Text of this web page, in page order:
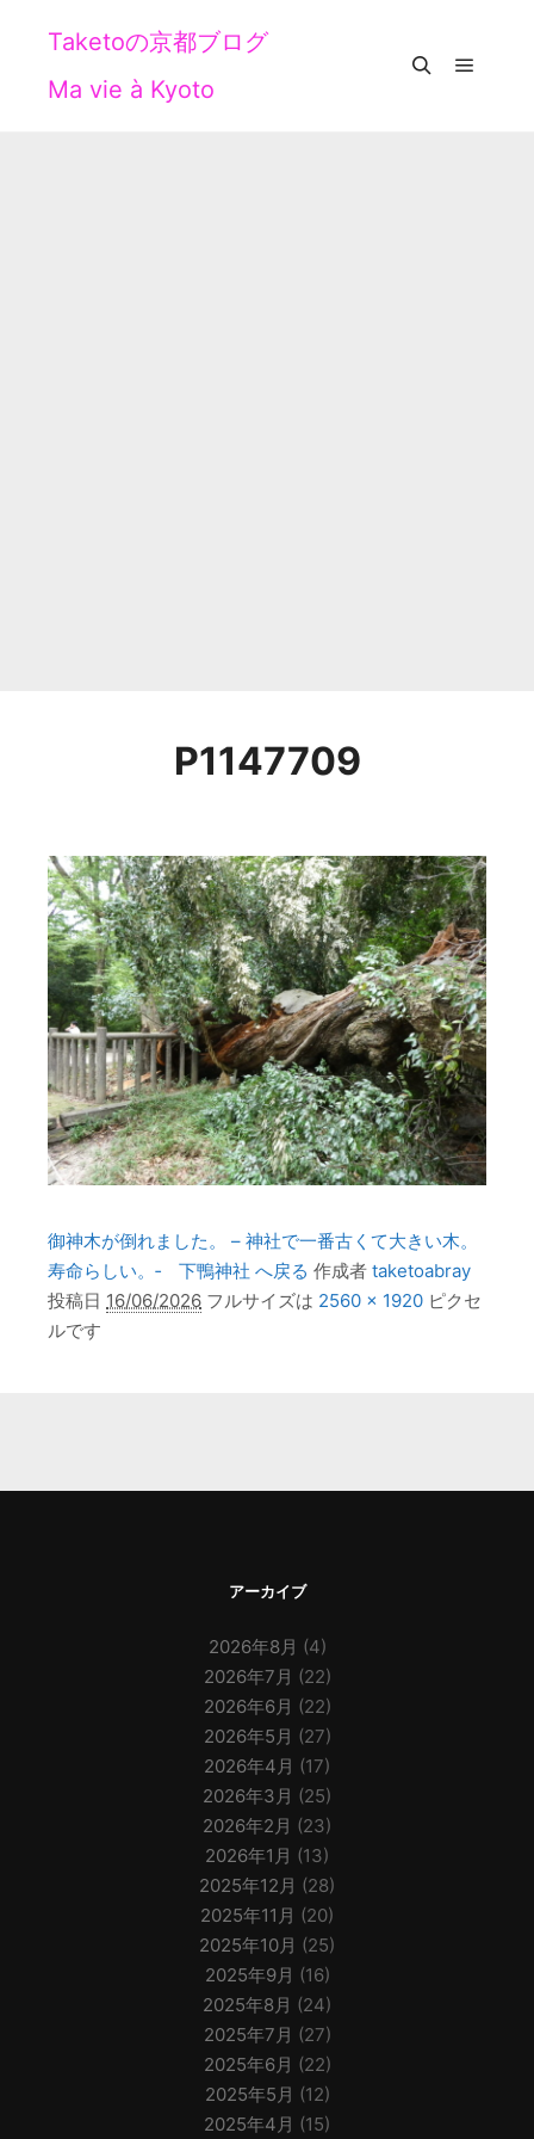
Taketoの京都ブログ
Ma vie à Kyoto
P1147709
御神木が倒れました。 – 神社で一番古くて大きい木。
寿命らしい。‐ 下鴨神社 へ戻る 作成者 taketoabray
投稿日 16/06/2026 フルサイズは 2560 × 1920 ピクセ
ルです
アーカイブ
2026年8月 (4)
2026年7月 (22)
2026年6月 (22)
2026年5月 (27)
2026年4月 (17)
2026年3月 (25)
2026年2月 (23)
2026年1月 (13)
2025年12月 (28)
2025年11月 (20)
2025年10月 (25)
2025年9月 (16)
2025年8月 (24)
2025年7月 (27)
2025年6月 (22)
2025年5月 (12)
2025年4月 (15)